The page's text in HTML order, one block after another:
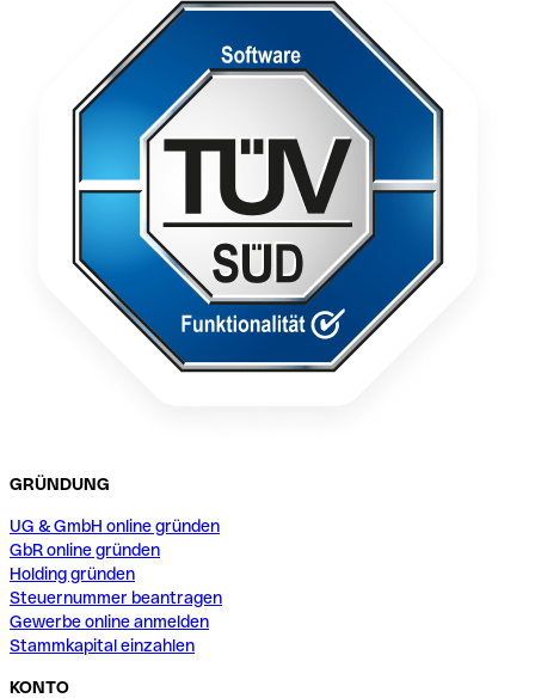
GRÜNDUNG
UG & GmbH online gründen
GbR online gründen
Holding gründen
Steuernummer beantragen
Gewerbe online anmelden
Stammkapital einzahlen
KONTO